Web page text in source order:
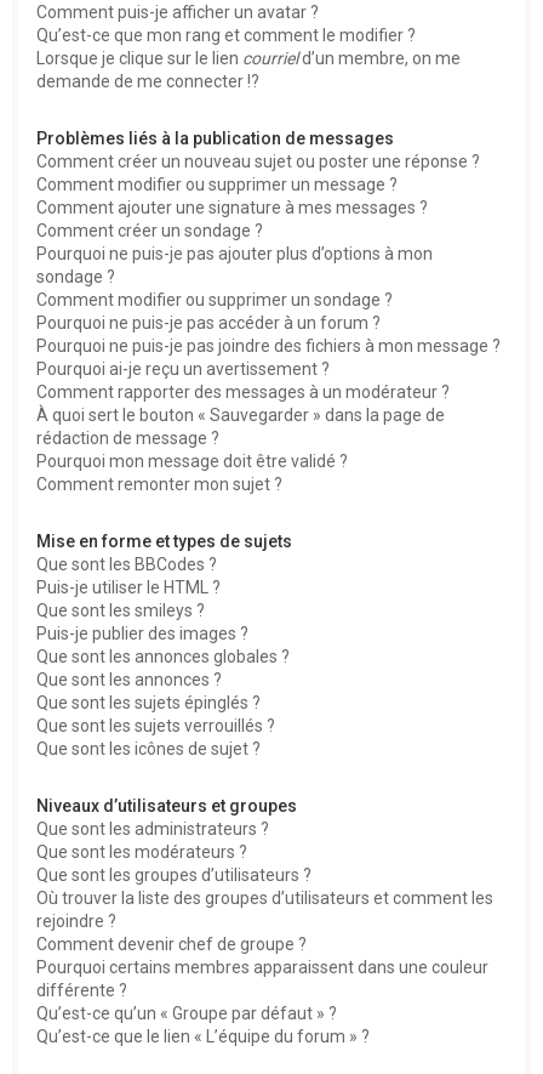
Comment puis-je afficher un avatar ?
Qu’est-ce que mon rang et comment le modifier ?
Lorsque je clique sur le lien courrield’un membre, on me
demande de me connecter !?
Problèmes liés à la publication de messages
Comment créer un nouveau sujet ou poster une réponse ?
Comment modifier ou supprimer un message ?
Comment ajouter une signature à mes messages ?
Comment créer un sondage ?
Pourquoi ne puis-je pas ajouter plus d’options à mon
sondage ?
Comment modifier ou supprimer un sondage ?
Pourquoi ne puis-je pas accéder à un forum ?
Pourquoi ne puis-je pas joindre des fichiers à mon message ?
Pourquoi ai-je reçu un avertissement ?
Comment rapporter des messages à un modérateur ?
À quoi sert le bouton « Sauvegarder » dans la page de
rédaction de message ?
Pourquoi mon message doit être validé ?
Comment remonter mon sujet ?
Mise en forme et types de sujets
Que sont les BBCodes ?
Puis-je utiliser le HTML ?
Que sont les smileys ?
Puis-je publier des images ?
Que sont les annonces globales ?
Que sont les annonces ?
Que sont les sujets épinglés ?
Que sont les sujets verrouillés ?
Que sont les icônes de sujet ?
Niveaux d’utilisateurs et groupes
Que sont les administrateurs ?
Que sont les modérateurs ?
Que sont les groupes d’utilisateurs ?
Où trouver la liste des groupes d’utilisateurs et comment les
rejoindre ?
Comment devenir chef de groupe ?
Pourquoi certains membres apparaissent dans une couleur
différente ?
Qu’est-ce qu’un « Groupe par défaut » ?
Qu’est-ce que le lien « L’équipe du forum » ?